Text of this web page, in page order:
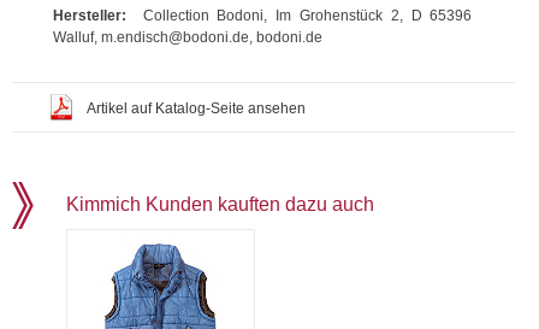
Hersteller: Collection Bodoni, Im Grohenstück 2, D 65396
Walluf, m.endisch@bodoni.de, bodoni.de
Artikel auf Katalog-Seite ansehen
Kimmich Kunden kauften dazu auch